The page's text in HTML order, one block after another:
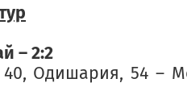
– 2:2
40, Одишария, 54 –